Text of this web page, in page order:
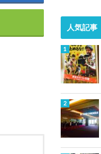
人気記事